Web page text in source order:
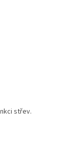
střev.